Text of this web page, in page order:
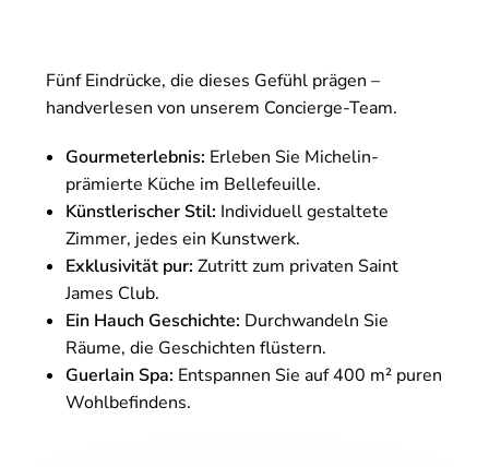
Fünf Eindrücke, die dieses Gefühl prägen –
handverlesen von unserem Concierge-Team.
Gourmeterlebnis: Erleben Sie Michelin-
prämierte Küche im Bellefeuille.
Künstlerischer Stil: Individuell gestaltete
Zimmer, jedes ein Kunstwerk.
Exklusivität pur: Zutritt zum privaten Saint
James Club.
Ein Hauch Geschichte: Durchwandeln Sie
Räume, die Geschichten flüstern.
Guerlain Spa: Entspannen Sie auf 400 m² puren
Wohlbefindens.